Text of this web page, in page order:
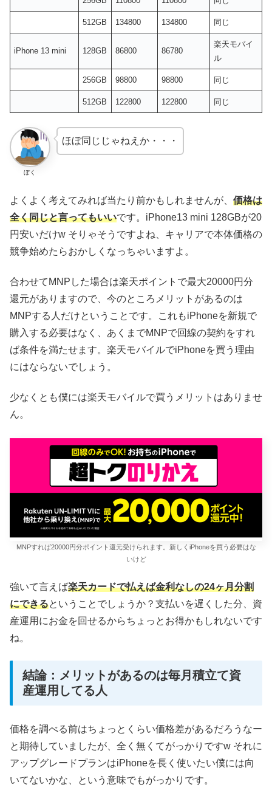
512GB 134800 134800 同じ
iPhone 13 mini 128GB 86800 86780
楽天モバイ
ル
256GB 98800 98800 同じ
512GB 122800 122800 同じ
ぼく
ほぼ同じじゃねえか・・・
よくよく考えてみれば当たり前かもしれませんが、 価格は
全く同じと言ってもいいです。iPhone13 mini 128GBが20
円安いだけw そりゃそうですよね、キャリアで本体価格の
競争始めたらおかしくなっちゃいますよ。
合わせてMNPした場合は楽天ポイントで最大20000円分
還元がありますので、今のところメリットがあるのは
MNPする人だけということです。これもiPhoneを新規で
購入する必要はなく、あくまでMNPで回線の契約をすれ
ば条件を満たせます。楽天モバイルでiPhoneを買う理由
にはならないでしょう。
少なくとも僕には楽天モバイルで買うメリットはありませ
ん。
MNPすれば20000円分ポイント還元受けられます。新しくiPhoneを買う必要はな
いけど
強いて言えば楽天カードで払えば金利なしの24ヶ月分割
にできるということでしょうか？支払いを遅くした分、資
産運用にお金を回せるからちょっとお得かもしれないです
ね。
結論：メリットがあるのは毎月積立て資
産運用してる人
価格を調べる前はちょっとくらい価格差があるだろうなー
と期待していましたが、全く無くてがっかりですw それに
アップグレードプランはiPhoneを長く使いたい僕には向
いてないかな、という意味でもがっかりです。